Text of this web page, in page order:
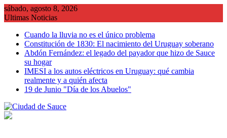
Saltar
al
sábado, agosto 8, 2026
Ultimas Noticias
Cuando la lluvia no es el único problema
Constitución de 1830: El nacimiento del Uruguay soberano
Abdón Fernández: el legado del payador que hizo de Sauce
su hogar
IMESI a los autos eléctricos en Uruguay: qué cambia
realmente y a quién afecta
19 de Junio "Día de los Abuelos"